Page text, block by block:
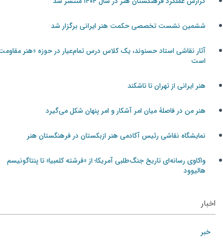
ششمین نشست تخصصی حکمت هنر ایرانی برگزار شد
آثار نقاشی استاد حسنوند، یک کلاس درس تمام‌عیار در حوزه «هنر مقاومت»
است
هنر ایرانی از تهران تا تاشکند
هنر من در فاصلۀ میان امر آشکار و امر پنهان شکل می‌گیرد
نمایشگاه نقاشی رئیس آکادمی هنر ازبکستان در فرهنگستان هنر
واکاوی رسانه‌ای تاریخ جنگ‌طلبی آمریکا؛ از «فرشته کلمبیا» تا پنتاگونیسم
هالیوود
اخبار
خبر